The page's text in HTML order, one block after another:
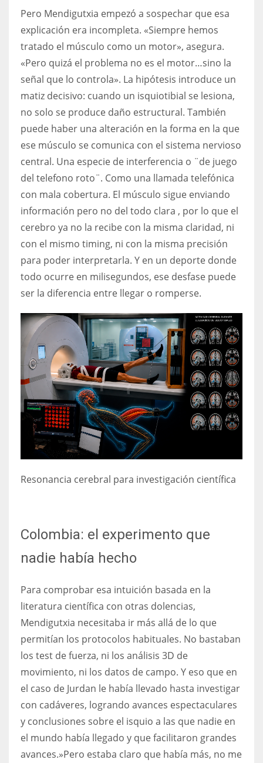
Pero Mendigutxia empezó a sospechar que esa
explicación era incompleta. «Siempre hemos
tratado el músculo como un motor», asegura.
«Pero quizá el problema no es el motor…sino la
señal que lo controla». La hipótesis introduce un
matiz decisivo: cuando un isquiotibial se lesiona,
no solo se produce daño estructural. También
puede haber una alteración en la forma en la que
ese músculo se comunica con el sistema nervioso
central. Una especie de interferencia o ¨de juego
del telefono roto¨. Como una llamada telefónica
con mala cobertura. El músculo sigue enviando
información pero no del todo clara , por lo que el
cerebro ya no la recibe con la misma claridad, ni
con el mismo timing, ni con la misma precisión
para poder interpretarla. Y en un deporte donde
todo ocurre en milisegundos, ese desfase puede
ser la diferencia entre llegar o romperse.
Resonancia cerebral para investigación científica
Colombia: el experimento que
nadie había hecho
Para comprobar esa intuición basada en la
literatura científica con otras dolencias,
Mendigutxia necesitaba ir más allá de lo que
permitían los protocolos habituales. No bastaban
los test de fuerza, ni los análisis 3D de
movimiento, ni los datos de campo. Y eso que en
el caso de Jurdan le había llevado hasta investigar
con cadáveres, logrando avances espectaculares
y conclusiones sobre el isquio a las que nadie en
el mundo había llegado y que facilitaron grandes
avances.»Pero estaba claro que había más, no me